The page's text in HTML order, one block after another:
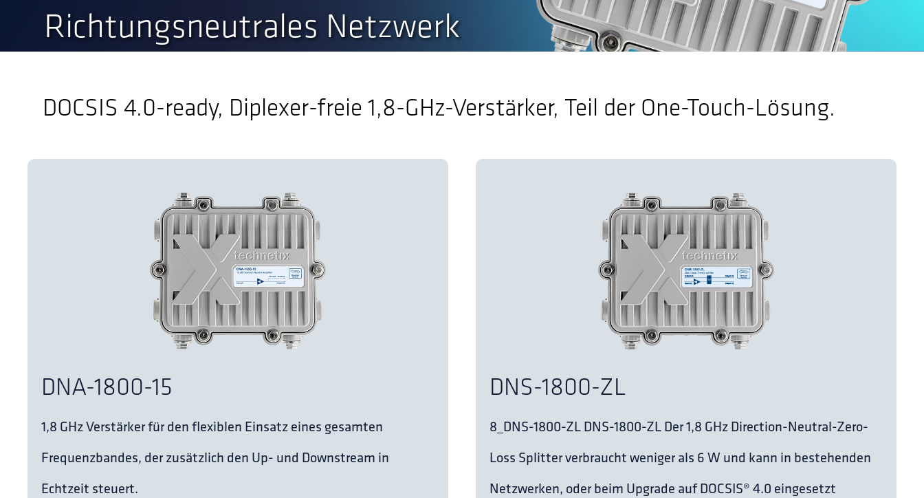
Richtungsneutrales Netzwerk
DOCSIS 4.0-ready, Diplexer-freie 1,8-GHz-Verstärker, Teil der One-Touch-Lösung.
DNA-1800-15
1,8 GHz Verstärker für den flexiblen Einsatz eines gesamten
Frequenzbandes, der zusätzlich den Up- und Downstream in
Echtzeit steuert.
DNS-1800-ZL
8_DNS-1800-ZL DNS-1800-ZL Der 1,8 GHz Direction-Neutral-Zero-
Loss Splitter verbraucht weniger als 6 W und kann in bestehenden
Netzwerken, oder beim Upgrade auf DOCSIS® 4.0 eingesetzt